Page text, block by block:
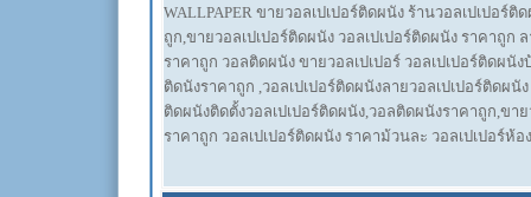
WALLPAPER ขายวอลเปเปอร์ติดผนัง ร้านวอลเปเปอร์ติ
ถูก,ขายวอลเปเปอร์ติดผนัง วอลเปเปอร์ติดผนัง ราคาถูก
ราคาถูก วอลติดผนัง ขายวอลเปเปอร์ วอลเปเปอร์ติดผนั
ติดนังราคาถูก ,วอลเปเปอร์ติดผนังลายวอลเปเปอร์ติดผนั
ติดผนังติดตั้งวอลเปเปอร์ติดผนัง,วอลติดผนังราคาถูก,ขา
ราคาถูก วอลเปเปอร์ติดผนัง ราคาม้วนละ วอลเปเปอร์ห้